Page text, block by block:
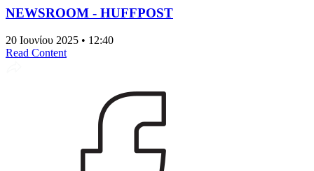
NEWSROOM - HUFFPOST
20 Ιουνίου 2025 • 12:40
Read Content